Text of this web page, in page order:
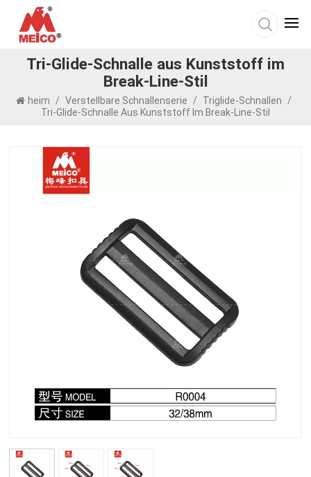
Tri-Glide-Schnalle aus Kunststoff im
Break-Line-Stil
heim / Verstellbare Schnallenserie / Triglide-Schnallen
/
Tri-Glide-Schnalle Aus Kunststoff Im Break-Line-Stil